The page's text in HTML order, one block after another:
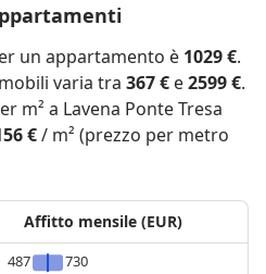
un appartamento è 1029 €.
varia tra 367 € e2599 €.
m² a Lavena Ponte Tresa
€/ m² (prezzo per metro
Affitto mensile (EUR)
487
730